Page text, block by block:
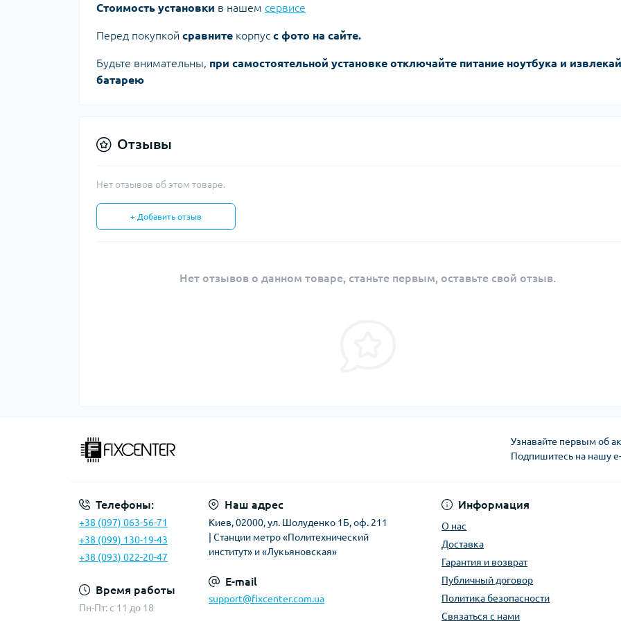
Стоимость установки в нашем сервисе
Перед покупкой сравните корпус с фото на сайте.
Будьте внимательны, при самостоятельной установке отключайте питание ноутбука и
батарею
Отзывы
Нет отзывов об этом товаре.
+ Добавить отзыв
Нет отзывов о данном товаре, станьте первым, оставьте свой отзыв.
Узнавайте первым об
Подпишитесь на нашу
Телефоны:
+38 (097) 063-56-71
+38 (099) 130-19-43
+38 (093) 022-20-47
Время работы
Пн-Пт: c 11 до 18
Наш адрес
Киев, 02000, ул. Шолуденко 1Б, оф. 211
| Станции метро «Политехнический
институт» и «Лукьяновская»
E-mail
support@fixcenter.com.ua
Информация
О нас
Доставка
Гарантия и возврат
Публичный договор
Политика безопасности
Связаться с нами